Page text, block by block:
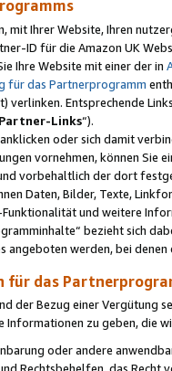
mit Ihrer Website, Ihren
ID für die Amazon UK
Ihre Website mit einer der in
für das Partnerprogramm
verlinken. Entsprechende
Partner-Links“).
oder sich damit
vornehmen, können Sie
vorbehaltlich der dort
Daten, Bilder, Texte,
und weitere
bezieht sich
angeboten werden, bei
für das
der Bezug einer Vergütung
Informationen zu geben, die
oder andere
Rechtsbehelfen, das